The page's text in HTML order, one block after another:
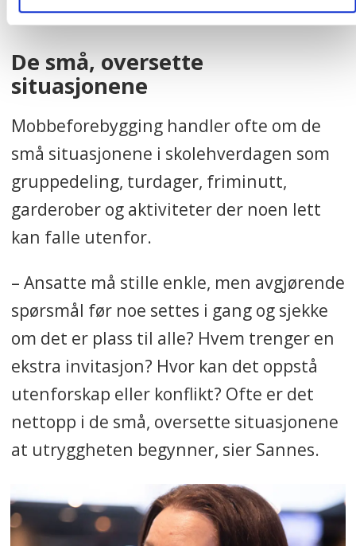
De små, oversette
situasjonene
Mobbeforebygging handler ofte om de
små situasjonene i skolehverdagen som
gruppedeling, turdager, friminutt,
garderober og aktiviteter der noen lett
kan falle utenfor.
– Ansatte må stille enkle, men avgjørende
spørsmål før noe settes i gang og sjekke
om det er plass til alle? Hvem trenger en
ekstra invitasjon? Hvor kan det oppstå
utenforskap eller konflikt? Ofte er det
nettopp i de små, oversette situasjonene
at utryggheten begynner, sier Sannes.